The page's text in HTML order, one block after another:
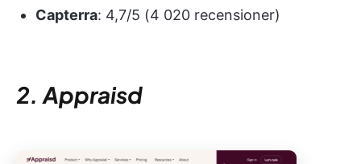
Capterra: 4,7/5 (4 020 recensioner)
2. Appraisd